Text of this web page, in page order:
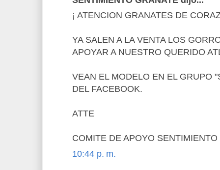
¡ ATENCION GRANATES DE
YA SALEN A LA VENTA LOS
APOYAR A NUESTRO QUERIDO
VEAN EL MODELO EN EL GRUPO
DEL FACEBOOK.
ATTE
COMITE DE APOYO SENTIMIENTO
10:44 p. m.